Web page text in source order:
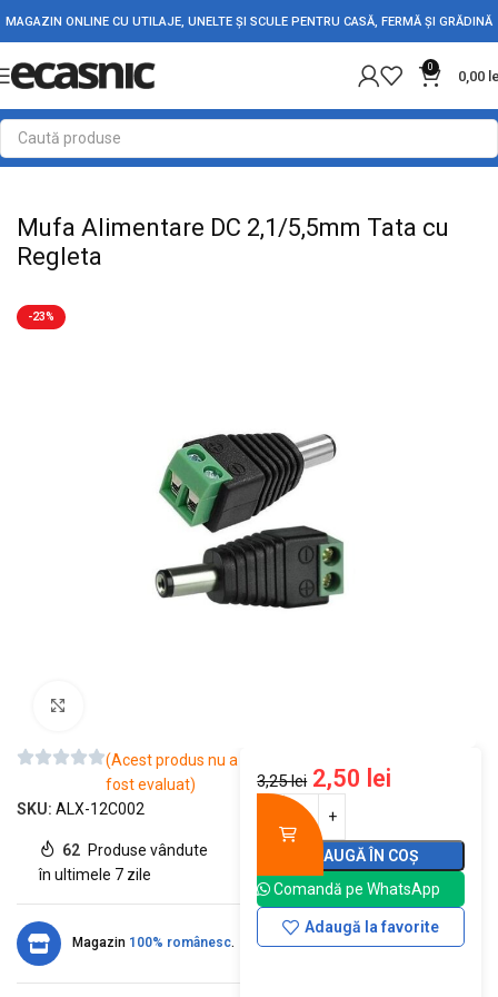
MAGAZIN ONLINE CU UTILAJE, UNELTE ȘI SCULE PENTRU CASĂ, FERMĂ ȘI GRĂDINĂ
0
0,00
Prima pagină Electrice Adaptori Conectori & Mufe
Mufa Alimentare DC 2,1/5,5mm Tata cu
Regleta
-23%
(Acest produs nu a
fost evaluat)
SKU: ALX-12C002
62 Produse vândute
în ultimele 7 zile
Magazin 100% românesc.
3,25lei 2,50 lei
ADAUGĂ ÎN COȘ
Comandă pe WhatsApp
Adaugă la favorite